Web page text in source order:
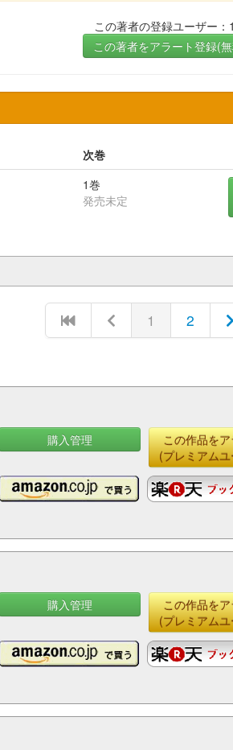
この著者の登録ユーザー：
この著者をアラート登録(
次巻
1巻
発売未定
1 2
購入管理
この作品を
(プレミアム
購入管理
この作品を
(プレミアム